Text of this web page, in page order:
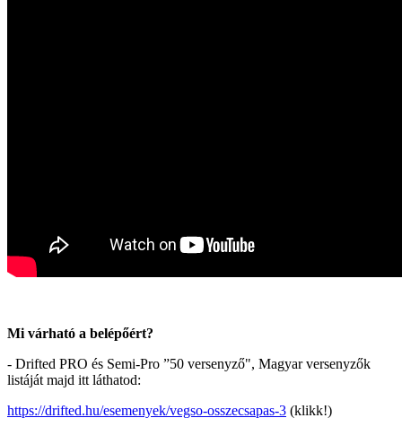
Mi várható a belépőért?
- Drifted PRO és Semi-Pro ”50 versenyző", Magyar versenyzők
listáját majd itt láthatod:
https://drifted.hu/esemenyek/vegso-osszecsapas-3 (klikk!)